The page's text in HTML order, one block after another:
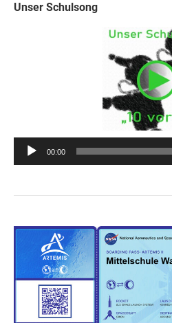
Unser Schulsong
Audio-
Player
00:00